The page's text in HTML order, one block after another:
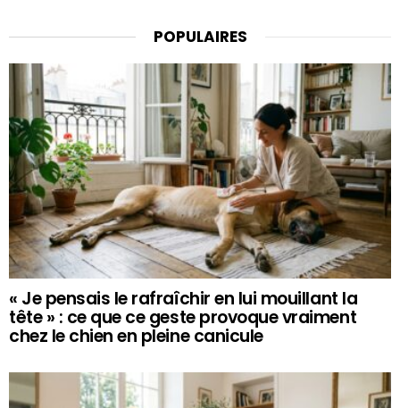
POPULAIRES
« Je pensais le rafraîchir en lui mouillant la
tête » : ce que ce geste provoque vraiment
chez le chien en pleine canicule